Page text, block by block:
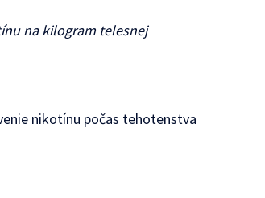
na kilogram telesnej
nikotínu počas tehotenstva